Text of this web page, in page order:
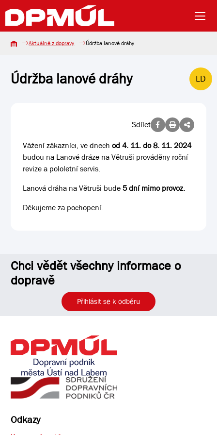
Aktuálně z dopravy Údržba lanové dráhy
Údržba lanové dráhy LD
Sdílet
Vážení zákazníci, ve dnechod 4. 11. do 8. 11. 2024
budou na Lanové dráze na Větruši prováděny roční
revize a pololetní servis.
Lanová dráha na Větruši bude5 dní mimo provoz.
Děkujeme za pochopení.
Chci vědět všechny informace o
dopravě
Přihlásit se k odběru
Odkazy